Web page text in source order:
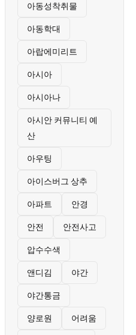
아동성착취물
아동학대
아랍에미리트
아시아
아시아나
아시안 커뮤니티 예
산
아우팅
아이스버그 상추
아파트 안경
안전 안전사고
압수수색
앤디김 야간
야간통금
양로원 어려움